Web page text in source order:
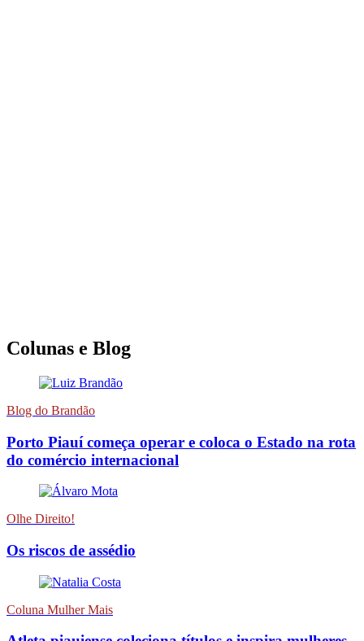
Colunas e Blog
Blog do Brandão
Porto Piauí começa operar e coloca o Estado na rota
do comércio internacional
Olhe Direito!
Os riscos de assédio
Coluna Mulher Mais